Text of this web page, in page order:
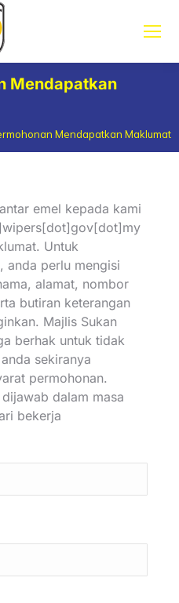
Mendapatkan
Mendapatkan Maklumat
emel kepada kami
Untuk
anda perlu mengisi
alamat, nombor
butiran keterangan
Majlis Sukan
berhak untuk tidak
sekiranya
permohonan.
dalam masa
bekerja